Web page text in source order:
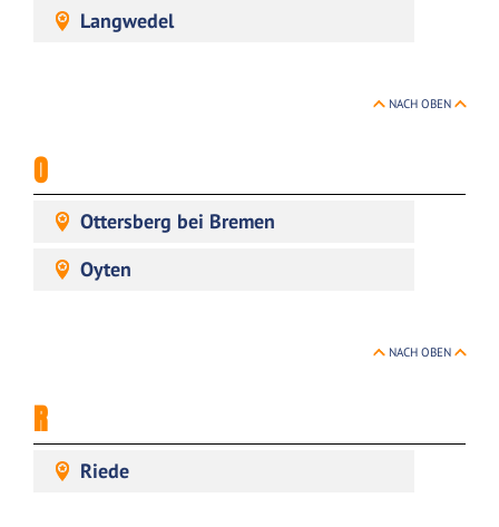
Langwedel
NACH OBEN
O
Ottersberg bei Bremen
Oyten
NACH OBEN
R
Riede